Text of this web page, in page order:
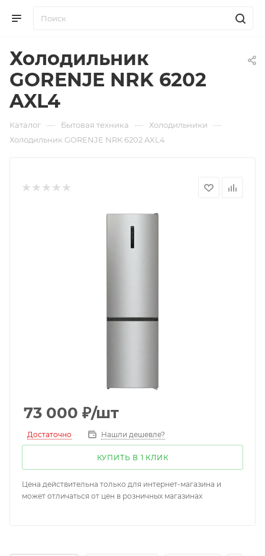
Холодильник
GORENJE NRK 6202
AXL4
Каталог — Бытовая техника — Холодильники —
Холодильник GORENJE NRK 6202 AXL4
73 000 ₽/шт
Достаточно Нашли дешевле?
КУПИТЬ В 1 КЛИК
Цена действительна только для интернет-магазина и
может отличаться от цен в розничных магазинах